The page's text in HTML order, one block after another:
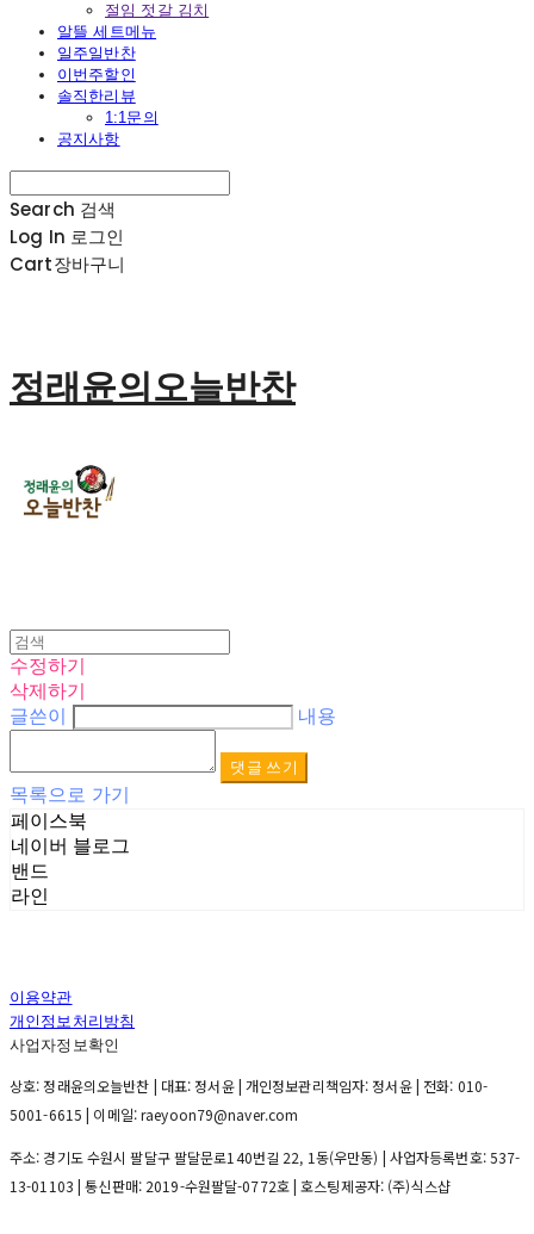
절임 젓갈 김치
알뜰 세트메뉴
일주일반찬
이번주할인
솔직한리뷰
1:1문의
공지사항
Search 검색
Log In 로그인
Cart장바구니
정래윤의오늘반찬
수정하기
삭제하기
글쓴이
내용
댓글 쓰기
목록으로 가기
페이스북
네이버 블로그
밴드
라인
이용약관
개인정보처리방침
사업자정보확인
상호: 정래윤의오늘반찬 | 대표: 정서윤 | 개인정보관리책임자: 정서윤 | 전화: 010-
5001-6615 | 이메일: raeyoon79@naver.com
주소: 경기도 수원시 팔달구 팔달문로140번길 22, 1동(우만동) | 사업자등록번호:537-
13-01103 | 통신판매: 2019-수원팔달-0772호| 호스팅제공자: (주)식스샵